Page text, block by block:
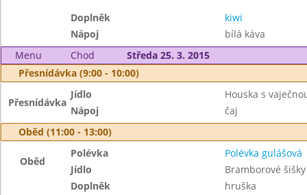
Doplněk
kiwi
Nápoj
bílá káva
Menu
Chod
Středa 25. 3. 2015
Přesnídávka (9:00 - 10:00)
Přesnídávka
Jídlo
Houska s
Nápoj
čaj
Oběd (11:00 - 13:00)
Oběd
Polévka
Polévka gulášová
Jídlo
Bramborové
Doplněk
hruška